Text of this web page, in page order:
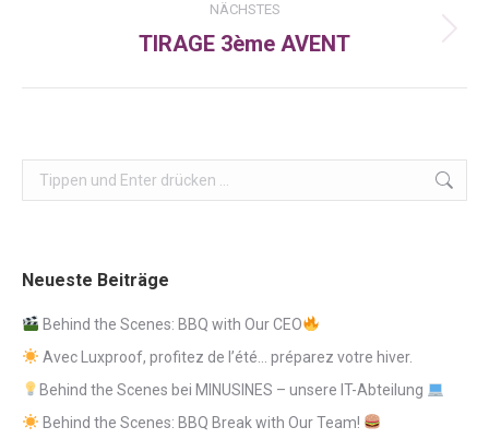
NÄCHSTES
Nächster
TIRAGE 3ème AVENT
Search:
Neueste Beiträge
Behind the Scenes: BBQ with Our CEO
Avec Luxproof, profitez de l’été… préparez votre hiver.
Behind the Scenes bei MINUSINES – unsere IT-Abteilung
Behind the Scenes: BBQ Break with Our Team!